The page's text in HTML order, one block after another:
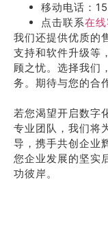
移动电话：
点击联系在
我们还提供优质的
支持和软件升级等
顾之忧。选择我们
务。期待与您的合
若您渴望开启数字
专业团队，我们将
导，携手共创企业
您企业发展的坚实
功彼岸。